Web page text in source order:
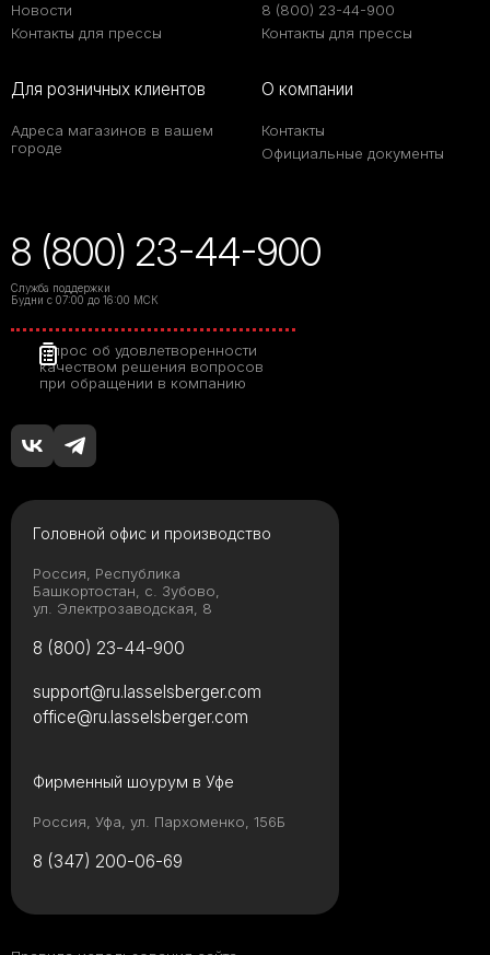
Новости
Контакты для прессы
8 (800) 23-44-900
Контакты для прессы
Для розничных клиентов
Адреса магазинов в вашем
городе
О компании
Контакты
Официальные документы
8 (800) 23-44-900
Служба поддержки
Будни с 07:00 до 16:00 МСК
Опрос об удовлетворенности
качеством решения вопросов
при обращении в компанию
Головной офис и производство
Россия, Республика
Башкортостан, с. Зубово,
ул. Электрозаводская, 8
8 (800) 23-44-900
Фирменный шоурум в Уфе
Россия, Уфа, ул. Пархоменко, 156Б
8 (347) 200-06-69
support@ru.lasselsberger.com
office@ru.lasselsberger.com